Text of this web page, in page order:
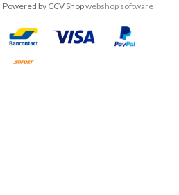
Powered by CCV Shopwebshop software